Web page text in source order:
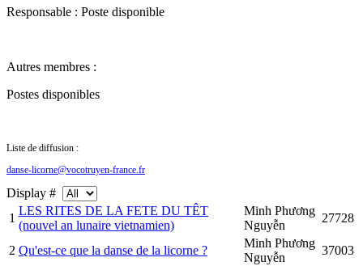
Responsable : Poste disponible
Autres membres :
Postes disponibles
Liste de diffusion :
danse-licorne@vocotruyen-france.fr
Display #
1
LES RITES DE LA FETE DU TÊT
(nouvel an lunaire vietnamien)
Minh Phương
Nguyễn
27728
2 Qu'est-ce que la danse de la licorne ?
Minh Phương
Nguyễn
37003